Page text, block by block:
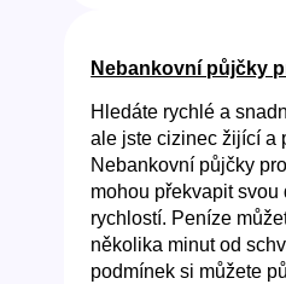
Nebankovní půjčky
Hledáte rychlé a
ale jste cizinec žijící a
Nebankovní půjčky
mohou překvapit svou
rychlostí. Peníze
několika minut od
podmínek si můžete